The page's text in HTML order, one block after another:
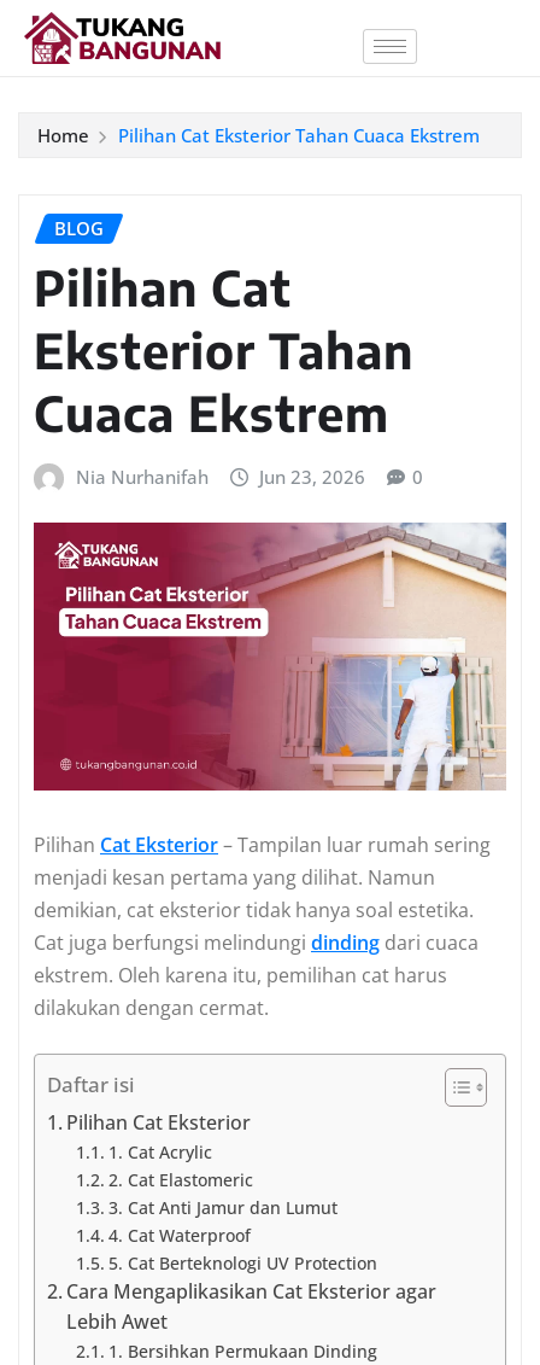
Home Pilihan Cat Eksterior Tahan Cuaca Ekstrem
BLOG
Pilihan Cat
Eksterior Tahan
Cuaca Ekstrem
Nia Nurhanifah Jun 23, 2026 0
Pilihan Cat Eksterior– Tampilan luar rumah sering
menjadi kesan pertama yang dilihat. Namun
demikian, cat eksterior tidak hanya soal estetika.
Cat juga berfungsi melindungi dinding dari cuaca
ekstrem. Oleh karena itu, pemilihan cat harus
dilakukan dengan cermat.
Daftar isi
Pilihan Cat Eksterior
1. Cat Acrylic
2. Cat Elastomeric
3. Cat Anti Jamur dan Lumut
4. Cat Waterproof
5. Cat Berteknologi UV Protection
Cara Mengaplikasikan Cat Eksterior agar
Lebih Awet
1. Bersihkan Permukaan Dinding